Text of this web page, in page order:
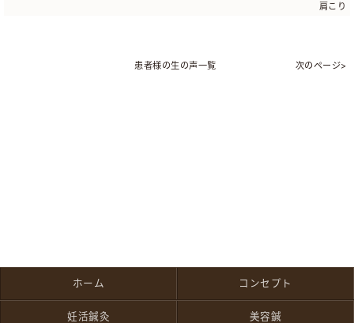
肩こり
患者様の生の声一覧 次のページ>
ホーム コンセプト
妊活鍼灸 美容鍼